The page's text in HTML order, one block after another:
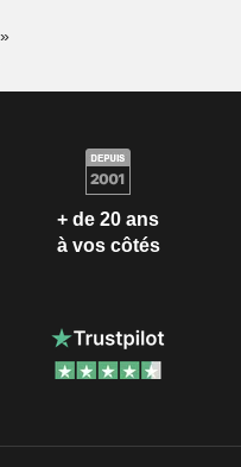
+ de 20 ans
à vos côtés